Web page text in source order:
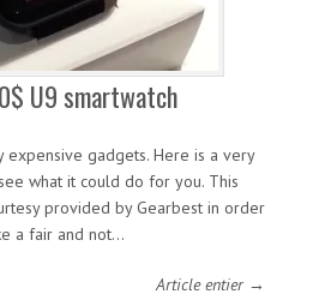
U9 smartwatch
expensive gadgets. Here is a very
what it could do for you. This
provided by Gearbest in order
a fair and not…
Article entier →